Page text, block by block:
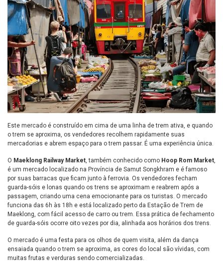
Este mercado é construído em cima de uma linha de trem ativa, e quando
o trem se aproxima, os vendedores recolhem rapidamente suas
mercadorias e abrem espaço para o trem passar. É uma experiência única.
O Maeklong Railway Market, também conhecido como Hoop Rom Market,
é um mercado localizado na Província de Samut Songkhram e é famoso
por suas barracas que ficam junto à ferrovia. Os vendedores fecham
guarda-sóis e lonas quando os trens se aproximam e reabrem após a
passagem, criando uma cena emocionante para os turistas. O mercado
funciona das 6h às 18h e está localizado perto da Estação de Trem de
Maeklong, com fácil acesso de carro ou trem. Essa prática de fechamento
de guarda-sóis ocorre oito vezes por dia, alinhada aos horários dos trens.
O mercado é uma festa para os olhos de quem visita, além da dança
ensaiada quando o trem se aproxima, as cores do local são vívidas, com
muitas frutas e verduras sendo comercializadas.